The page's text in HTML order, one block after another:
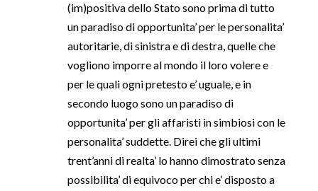
(im)positiva dello Stato sono prima di tutto
un paradiso di opportunita’ per le personalita’
autoritarie, di sinistra e di destra, quelle che
vogliono imporre al mondo il loro volere e
per le quali ogni pretesto e’ uguale, e in
secondo luogo sono un paradiso di
opportunita’ per gli affaristi in simbiosi con le
personalita’ suddette. Direi che gli ultimi
trent’anni di realta’ lo hanno dimostrato senza
possibilita’ di equivoco per chi e’ disposto a